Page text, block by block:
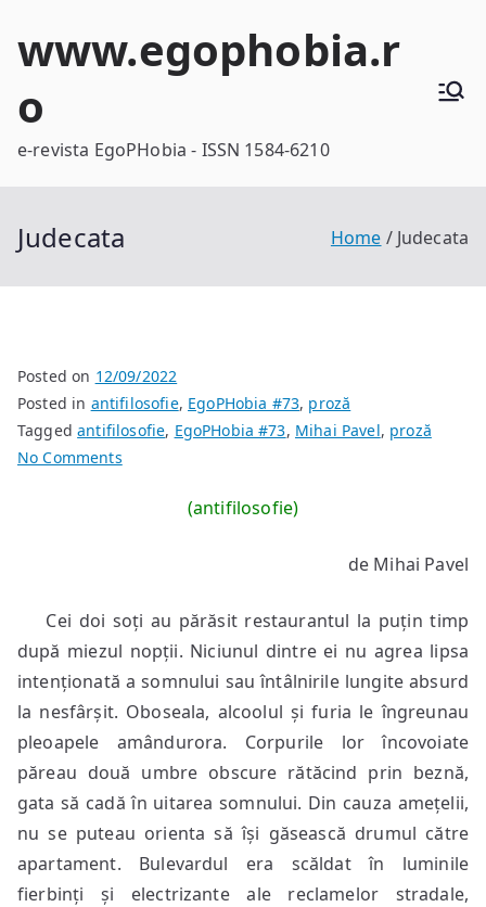
www.egophobia.r
o
e-revista EgoPHobia - ISSN 1584-6210
Judecata Home Judecata
Posted on 12/09/2022
Posted in antifilosofie, EgoPHobia #73, proză
Taggedantifilosofie, EgoPHobia #73, Mihai Pavel, proză
No Commentson
(antifilosofie)
de Mihai Pavel
Cei doi soți au părăsit restaurantul la puțin timp
după miezul nopții. Niciunul dintre ei nu agrea lipsa
intenționată a somnului sau întâlnirile lungite absurd
la nesfârșit. Oboseala, alcoolul și furia le îngreunau
pleoapele amândurora. Corpurile lor încovoiate
păreau două umbre obscure rătăcind prin beznă,
gata să cadă în uitarea somnului. Din cauza amețelii,
nu se puteau orienta să își găsească drumul către
apartament. Bulevardul era scăldat în luminile
fierbinți și electrizante ale reclamelor stradale,